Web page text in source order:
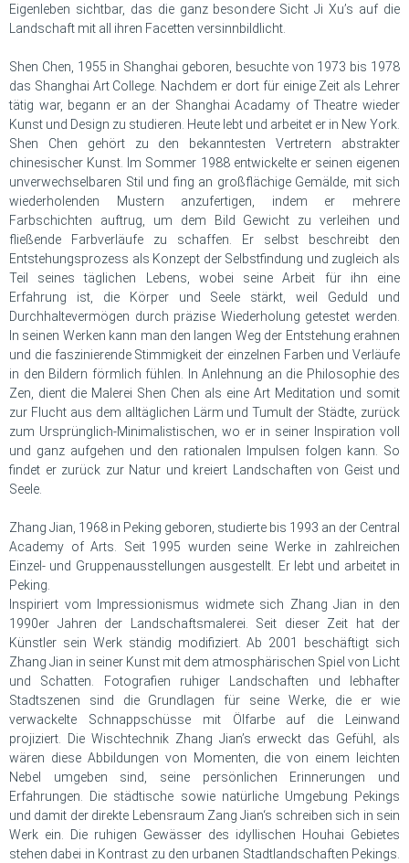
Eigenleben sichtbar, das die ganz besondere Sicht Ji Xu’s auf die
Landschaft mit all ihren Facetten versinnbildlicht.
Shen Chen, 1955 in Shanghai geboren, besuchte von 1973 bis 1978
das Shanghai Art College. Nachdem er dort für einige Zeit als Lehrer
tätig war, begann er an der Shanghai Acadamy of Theatre wieder
Kunst und Design zu studieren. Heute lebt und arbeitet er in New York.
Shen Chen gehört zu den bekanntesten Vertretern abstrakter
chinesischer Kunst. Im Sommer 1988 entwickelte er seinen eigenen
unverwechselbaren Stil und fing an großflächige Gemälde, mit sich
wiederholenden Mustern anzufertigen, indem er mehrere
Farbschichten auftrug, um dem Bild Gewicht zu verleihen und
fließende Farbverläufe zu schaffen. Er selbst beschreibt den
Entstehungsprozess als Konzept der Selbstfindung und zugleich als
Teil seines täglichen Lebens, wobei seine Arbeit für ihn eine
Erfahrung ist, die Körper und Seele stärkt, weil Geduld und
Durchhaltevermögen durch präzise Wiederholung getestet werden.
In seinen Werken kann man den langen Weg der Entstehung erahnen
und die faszinierende Stimmigkeit der einzelnen Farben und Verläufe
in den Bildern förmlich fühlen. In Anlehnung an die Philosophie des
Zen, dient die Malerei Shen Chen als eine Art Meditation und somit
zur Flucht aus dem alltäglichen Lärm und Tumult der Städte, zurück
zum Ursprünglich-Minimalistischen, wo er in seiner Inspiration voll
und ganz aufgehen und den rationalen Impulsen folgen kann. So
findet er zurück zur Natur und kreiert Landschaften von Geist und
Seele.
Zhang Jian, 1968 in Peking geboren, studierte bis 1993 an der Central
Academy of Arts. Seit 1995 wurden seine Werke in zahlreichen
Einzel- und Gruppenausstellungen ausgestellt. Er lebt und arbeitet in
Peking.
Inspiriert vom Impressionismus widmete sich Zhang Jian in den
1990er Jahren der Landschaftsmalerei. Seit dieser Zeit hat der
Künstler sein Werk ständig modifiziert. Ab 2001 beschäftigt sich
Zhang Jian in seiner Kunst mit dem atmosphärischen Spiel von Licht
und Schatten. Fotografien ruhiger Landschaften und lebhafter
Stadtszenen sind die Grundlagen für seine Werke, die er wie
verwackelte Schnappschüsse mit Ölfarbe auf die Leinwand
projiziert. Die Wischtechnik Zhang Jian’s erweckt das Gefühl, als
wären diese Abbildungen von Momenten, die von einem leichten
Nebel umgeben sind, seine persönlichen Erinnerungen und
Erfahrungen. Die städtische sowie natürliche Umgebung Pekings
und damit der direkte Lebensraum Zang Jian‘s schreiben sich in sein
Werk ein. Die ruhigen Gewässer des idyllischen Houhai Gebietes
stehen dabei in Kontrast zu den urbanen Stadtlandschaften Pekings.